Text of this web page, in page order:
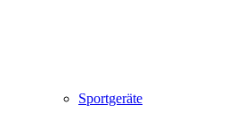
Sportgeräte